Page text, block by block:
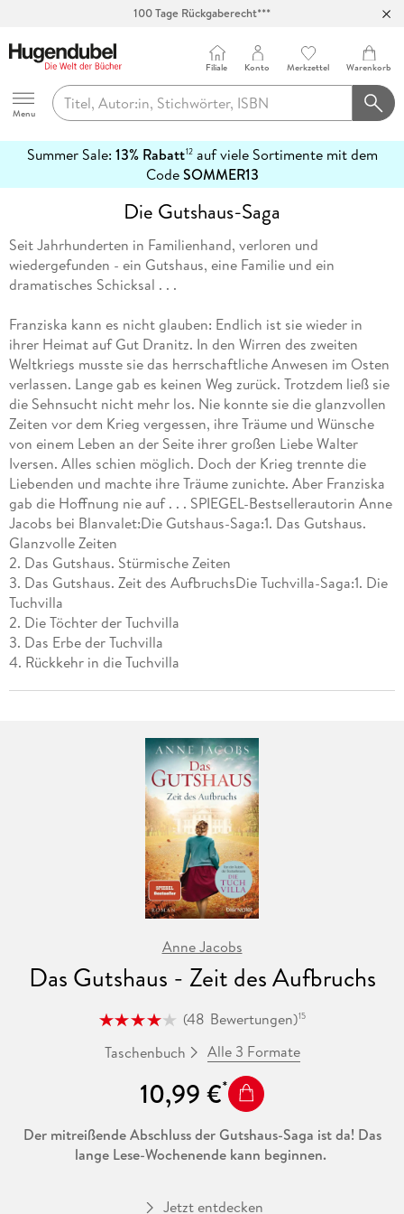
100 Tage Rückgaberecht***
Hugendubel
Menu
Filiale Konto Merkzettel Warenkorb
Summer Sale: 13% Rabatt12auf viele Sortimente mit dem
CodeSOMMER13
erfahren
Die Gutshaus-Saga
Seit Jahrhunderten in Familienhand, verloren und
wiedergefunden - ein Gutshaus, eine Familie und ein
dramatisches Schicksal . . .
Franziska kann es nicht glauben: Endlich ist sie wieder in
ihrer Heimat auf Gut Dranitz. In den Wirren des zweiten
Weltkriegs musste sie das herrschaftliche Anwesen im Osten
verlassen. Lange gab es keinen Weg zurück. Trotzdem ließ sie
die Sehnsucht nicht mehr los. Nie konnte sie die glanzvollen
Zeiten vor dem Krieg vergessen, ihre Träume und Wünsche
von einem Leben an der Seite ihrer großen Liebe Walter
Iversen. Alles schien möglich. Doch der Krieg trennte die
Liebenden und machte ihre Träume zunichte. Aber Franziska
gab die Hoffnung nie auf . . . SPIEGEL-Bestsellerautorin Anne
Jacobs bei Blanvalet:Die Gutshaus-Saga:1. Das Gutshaus.
Glanzvolle Zeiten
2. Das Gutshaus. Stürmische Zeiten
3. Das Gutshaus. Zeit des AufbruchsDie Tuchvilla-Saga:1. Die
Tuchvilla
2. Die Töchter der Tuchvilla
3. Das Erbe der Tuchvilla
4. Rückkehr in die Tuchvilla
Anne Jacobs
Das Gutshaus - Zeit des Aufbruchs
(48 Bewertungen)15
Taschenbuch Alle 3 Formate
10,99 €
Der mitreißende Abschluss der Gutshaus-Saga ist da! Das
lange Lese-Wochenende kann beginnen.
Jetzt entdecken